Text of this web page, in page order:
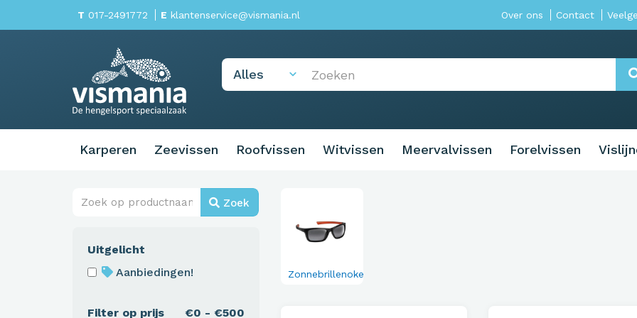
T 017-2491772 E klantenservice@vismania.nl Over ons Contact
Karperen Zeevissen Roofvissen Witvissen Meervalvissen Forelvissen
Zoek
Uitgelicht
Aanbiedingen!
€0 - €500
Filter op prijs
Zonnebrillenoke